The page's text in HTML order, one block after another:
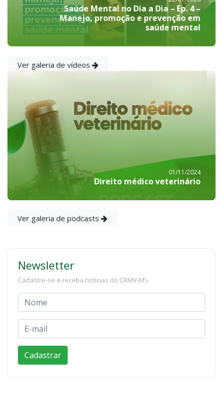
Saúde Mental no Dia a Dia – Ep. 4 –
Manejo, promoção e prevenção em
saúde mental
Ver galeria de vídeos
01/11/2024
Direito médico veterinário
Ver galeria de podcasts
Newsletter
Cadastre-se e receba notícias do CRMV-MS